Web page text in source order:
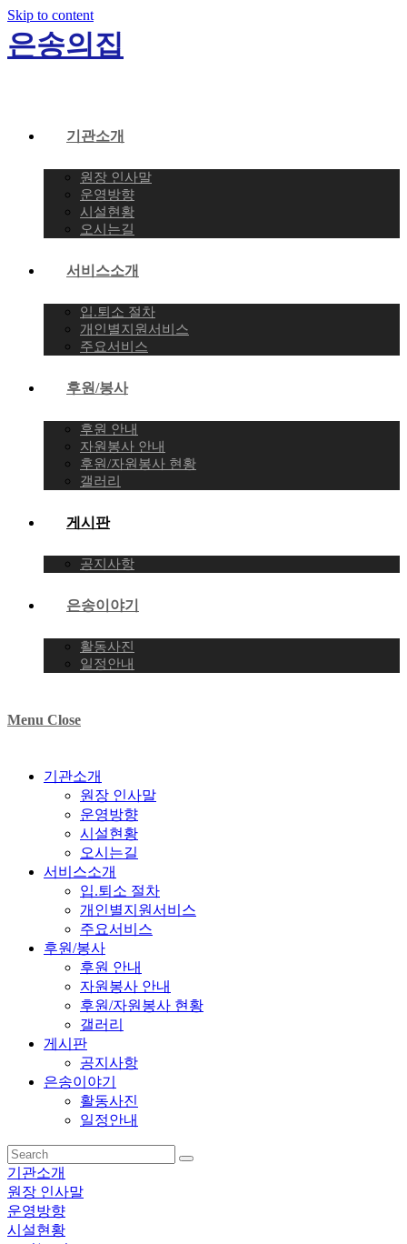
Skip to content
은송의집
기관소개
원장 인사말
운영방향
시설현황
오시는길
서비스소개
입.퇴소 절차
개인별지원서비스
주요서비스
후원/봉사
후원 안내
자원봉사 안내
후원/자원봉사 현황
갤러리
게시판
공지사항
은송이야기
활동사진
일정안내
Menu Close
기관소개
원장 인사말
운영방향
시설현황
오시는길
서비스소개
입.퇴소 절차
개인별지원서비스
주요서비스
후원/봉사
후원 안내
자원봉사 안내
후원/자원봉사 현황
갤러리
게시판
공지사항
은송이야기
활동사진
일정안내
기관소개
원장 인사말
운영방향
시설현황